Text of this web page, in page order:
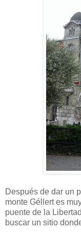
Después de dar un
monte Géllert es
puente de la
buscar un sitio